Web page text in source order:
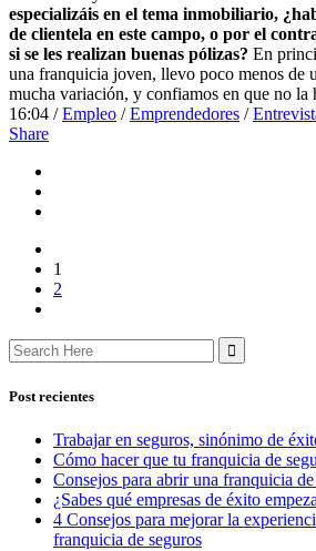
especializáis en el tema inmobiliario,
de clientela en este campo, o por el
si se les realizan buenas pólizas? En
una franquicia joven, llevo poco menos de
mucha variación, y confiamos en que no la
16:04 /Empleo /Emprendedores /
Share
1
2
Search
for:
Post recientes
Trabajar en seguros, sinónimo de
Cómo hacer que tu franquicia de
Consejos para abrir una franquicia
¿Sabes qué empresas de éxito
4 Consejos para mejorar la
franquicia de seguros